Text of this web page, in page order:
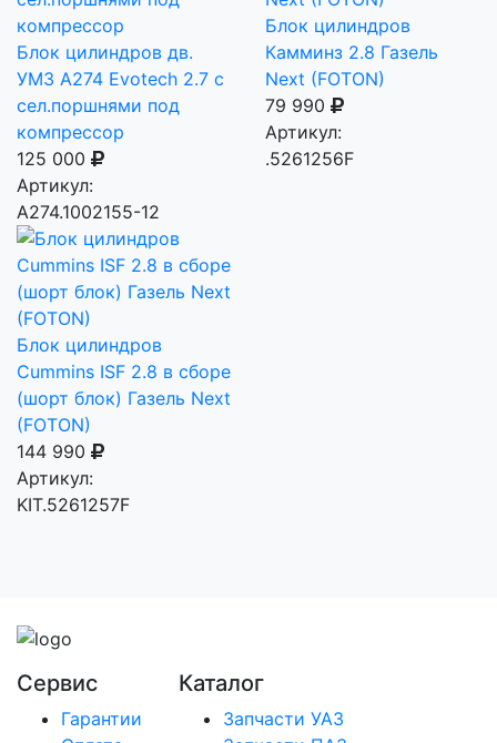
Блок цилиндров дв.
УМЗ А274 Evotech 2.7 с
сел.поршнями под
компрессор
125 000
Артикул:
А274.1002155-12
Блок цилиндров
Камминз 2.8 Газель
Next (FOTON)
79 990
Артикул:
.5261256F
Блок цилиндров
Сummins ISF 2.8 в сбоpе
(шoрт блoк) Газeль Nеxt
(FOTON)
144 990
Артикул:
KIT.5261257F
Сервис
Гарантии
Каталог
Запчасти УАЗ